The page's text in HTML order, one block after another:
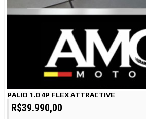
PALIO 1.0 4P FLEX ATTRACTIVE
R$39.990,00